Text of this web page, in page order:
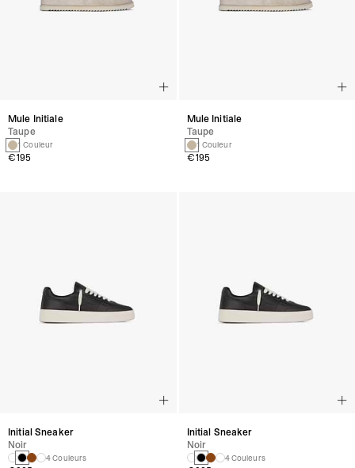
Mule Initiale
Taupe
1 Couleur
€195
Initial Sneaker
Noir
4 Couleurs
Mule Initiale
Taupe
1 Couleur
€195
Initial Sneaker
Noir
4 Couleurs